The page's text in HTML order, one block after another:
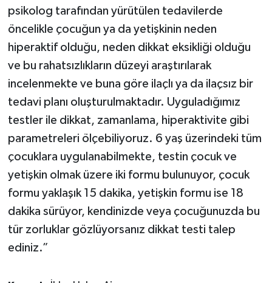
psikolog tarafından yürütülen tedavilerde
öncelikle çocuğun ya da yetişkinin neden
hiperaktif olduğu, neden dikkat eksikliği olduğu
ve bu rahatsızlıkların düzeyi araştırılarak
incelenmekte ve buna göre ilaçlı ya da ilaçsız bir
tedavi planı oluşturulmaktadır. Uyguladığımız
testler ile dikkat, zamanlama, hiperaktivite gibi
parametreleri ölçebiliyoruz. 6 yaş üzerindeki tüm
çocuklara uygulanabilmekte, testin çocuk ve
yetişkin olmak üzere iki formu bulunuyor, çocuk
formu yaklaşık 15 dakika, yetişkin formu ise 18
dakika sürüyor, kendinizde veya çocuğunuzda bu
tür zorluklar gözlüyorsanız dikkat testi talep
ediniz.”